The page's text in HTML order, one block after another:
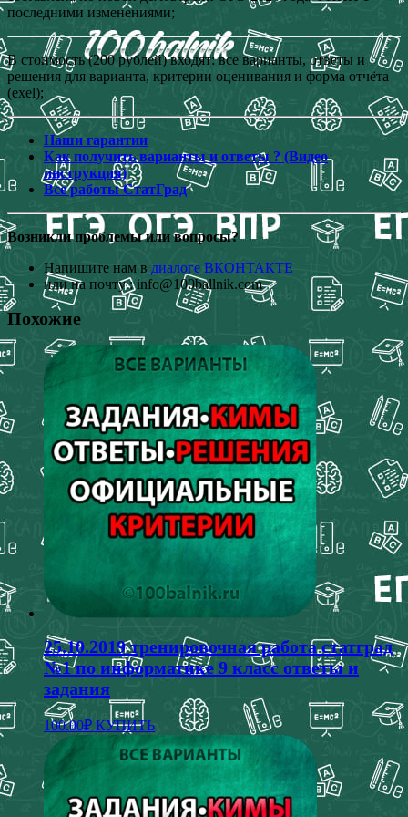
последними изменениями;
В стоимость (200 рублей) входят: все варианты, ответы и
решения для варианта, критерии оценивания и форма отчёта
(exel);
Наши гарантии
Как получить варианты и ответы ? (Видео
инструкция)
Все работы СтатГрад
Возникли проблемы или вопросы?
Напишите нам в диалоге ВКОНТАКТЕ
или на почту : info@100ballnik.com
Похожие
25.10.2019 тренировочная работа статград
№1 по информатике 9 класс ответы и
задания
100.00₽ КУПИТЬ